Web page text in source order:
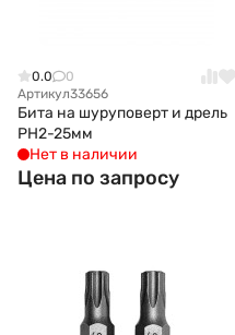
0.0
0
Артикул33656
Бита на шуруповерт и дрель
РH2-25мм
Нет в наличии
Цена по запросу